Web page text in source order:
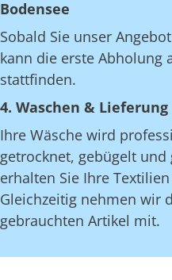
Bodensee
Sobald Sie unser
kann die erste Abholung
stattfinden.
4. Waschen & Lieferung
Ihre Wäsche wird
getrocknet, gebügelt und
erhalten Sie Ihre
Gleichzeitig nehmen wir
gebrauchten Artikel mit.